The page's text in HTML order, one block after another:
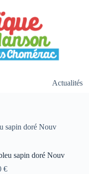
Actualités
sapin doré Nouv
sapin doré Nouv
€